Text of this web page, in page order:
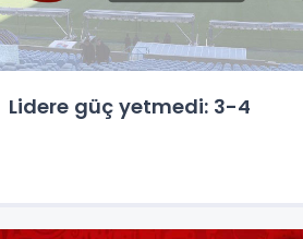
Lidere güç yetmedi: 3-4